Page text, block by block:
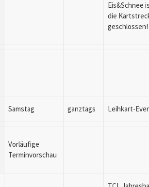
Eis&Schnee
die
geschlossen!
Samstag ganztags Leihkart-
Vorläufige
Terminvorschau